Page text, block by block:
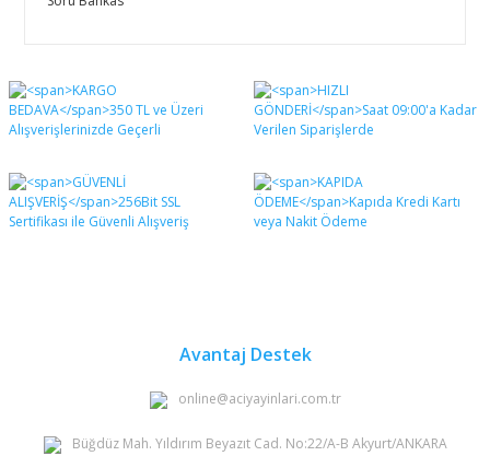
Bu ürüne ilk yorumu siz yapın!
Yorum Yaz
Bu ürünün fiyat bilgisi, resim, ürün açıklamalarında ve
diğer konularda yetersiz gördüğünüz noktaları öneri
formunu kullanarak tarafımıza iletebilirsiniz.
Görüş ve önerileriniz için teşekkür ederiz.
Ürün resmi kalitesiz, bozuk veya görüntülenemiyor.
Ürün açıklamasında eksik bilgiler bulunuyor.
Avantaj Destek
online@aciyayinlari.com.tr
Büğdüz Mah. Yıldırım Beyazıt Cad. No:22/A-B Akyurt/ANKARA